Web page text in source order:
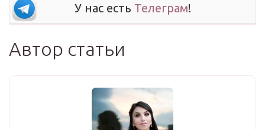
У нас есть Телеграм!
Автор статьи